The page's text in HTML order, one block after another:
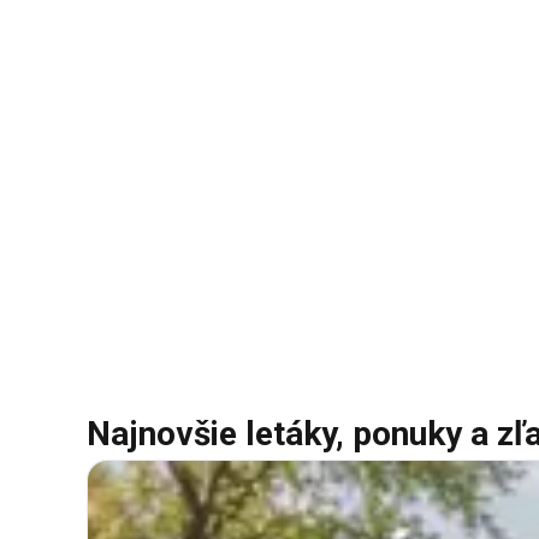
Najnovšie letáky, ponuky a